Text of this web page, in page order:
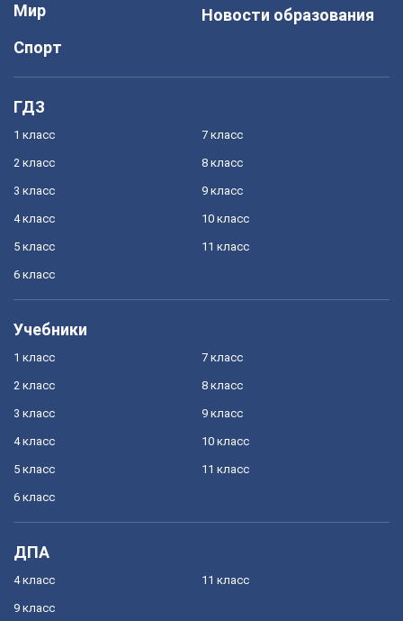
Мир
Спорт
Новости образования
ГДЗ
1 класс
2 класс
3 класс
4 класс
5 класс
6 класс
7 класс
8 класс
9 класс
10 класс
11 класс
Учебники
1 класс
2 класс
3 класс
4 класс
5 класс
6 класс
7 класс
8 класс
9 класс
10 класс
11 класс
ДПА
4 класс
9 класс
11 класс